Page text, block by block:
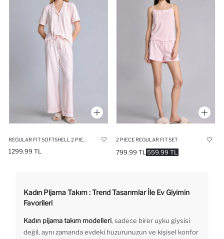
1299.99 TL
2 PIECE REGULAR FIT SET
559.99 TL
799.99 TL
Kadın Pijama Takım : Trend Tasarımlar İle Ev Giyimin
Favorileri
Kadın pijama takım modelleri, sadece birer uyku giysisi
değil, aynı zamanda evdeki huzurunuzun ve kişisel konfor